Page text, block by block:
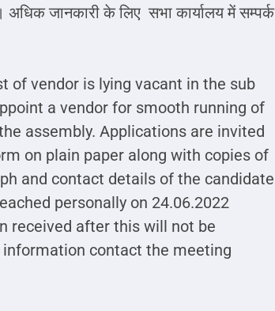
अधिक जानकारी के लिए सभा कार्यालय में सम्पर्क
of vendor is lying vacant in the sub
a vendor for smooth running of
assembly. Applications are invited
on plain paper along with copies of
and contact details of the candidate
personally on 24.06.2022
received after this will not be
contact the meeting